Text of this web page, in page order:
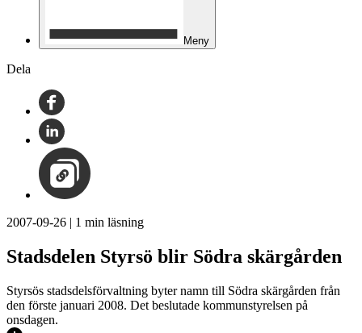
Meny
Dela
2007-09-26 | 1 min läsning
Stadsdelen Styrsö blir Södra skärgården
Styrsös stadsdelsförvaltning byter namn till Södra skärgården från
den förste januari 2008. Det beslutade kommunstyrelsen på
onsdagen.